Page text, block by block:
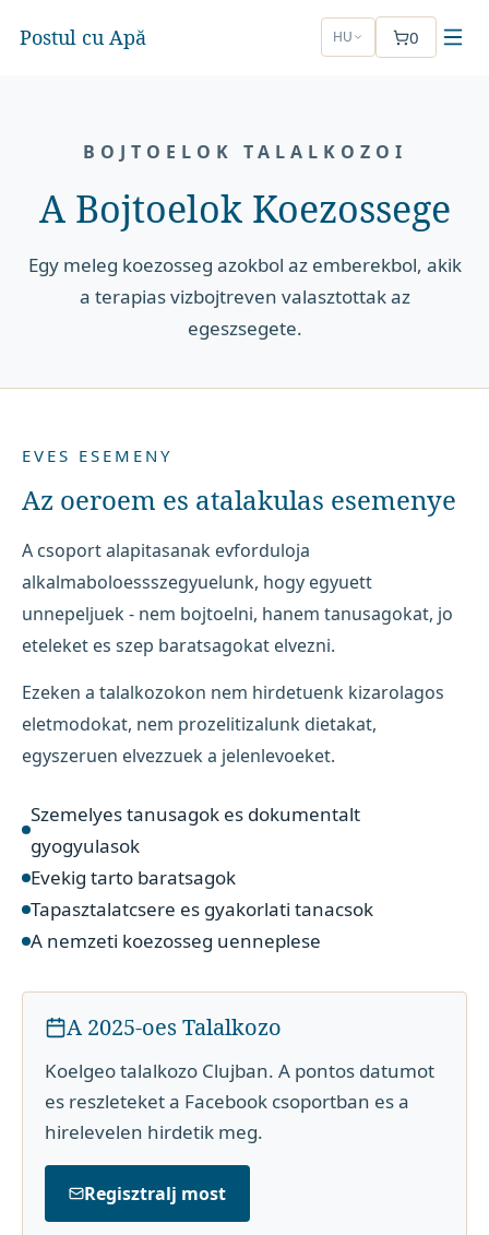
Postul cu Apă HU 0
BOJTOELOK TALALKOZOI
A Bojtoelok Koezossege
Egy meleg koezosseg azokbol az emberekbol, akik
a terapias vizbojtreven valasztottak az
egeszsegete.
EVES ESEMENY
Az oeroem es atalakulas esemenye
A csoport alapitasanak evforduloja
alkalmaboloessszegyuelunk, hogy egyuett
unnepeljuek - nem bojtoelni, hanem tanusagokat, jo
eteleket es szep baratsagokat elvezni.
Ezeken a talalkozokon nem hirdetuenk kizarolagos
eletmodokat, nem prozelitizalunk dietakat,
egyszeruen elvezzuek a jelenlevoeket.
Szemelyes tanusagok es dokumentalt
gyogyulasok
Evekig tarto baratsagok
Tapasztalatcsere es gyakorlati tanacsok
A nemzeti koezosseg uenneplese
A 2025-oes Talalkozo
Koelgeo talalkozo Clujban. A pontos datumot
es reszleteket a Facebook csoportban es a
hirelevelen hirdetik meg.
Regisztralj most